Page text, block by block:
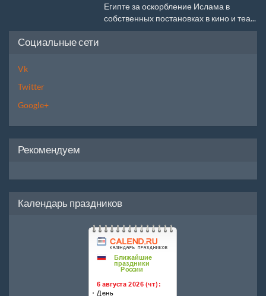
Египте за оскорбление Ислама в
собственных постановках в кино и теа...
Социальные сети
Vk
Twitter
Google+
Рекомендуем
Календарь праздников